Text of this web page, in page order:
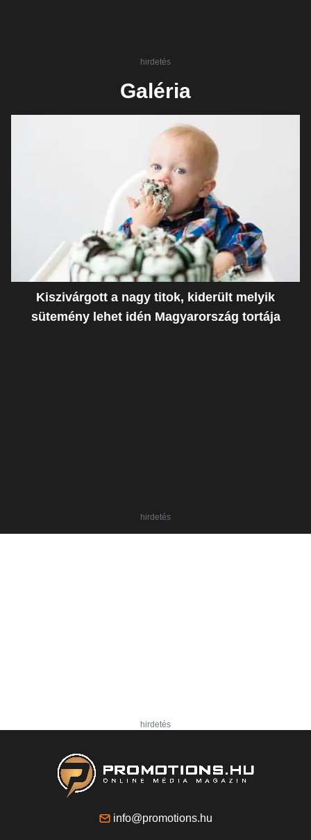
hirdetés
Galéria
Kiszivárgott a nagy titok, kiderült melyik
sütemény lehet idén Magyarország tortája
hirdetés
hirdetés
info@promotions.hu